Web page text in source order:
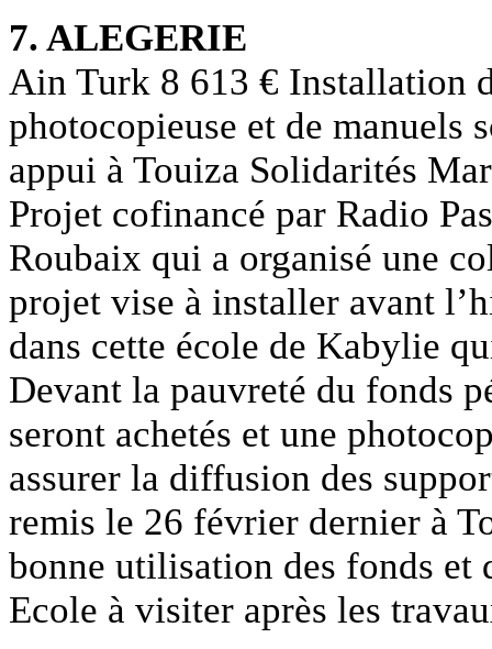
7. ALEGERIE
Ain Turk 8 613 € Installation
photocopieuse et de manuels
appui à Touiza Solidarités
Projet cofinancé par Radio
Roubaix qui a organisé une
projet vise à installer avant
dans cette école de Kabylie
Devant la pauvreté du fonds
seront achetés et une
assurer la diffusion des
remis le 26 février dernier à
bonne utilisation des fonds et
Ecole à visiter après les